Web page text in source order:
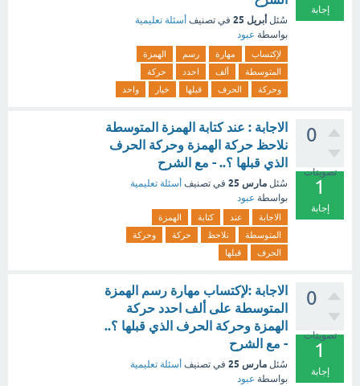
إجابة
سُئل أبريل 25 في تصنيف أسئلة تعليمية
بواسطة عبود
لإكتساب مهارة رسم
الهمزة
المتوسطة
ألف احدد
حركة
وحركة
الحرف قبلها خيار واحد
0
تصويتات
1
إجابة
الاجابة : عند كتابة الهمزة المتوسطة
نلاحظ حركة الهمزة وحركة الحرف
الذي قبلها ؟.. - مع الشرح
سُئل مارس 25 في تصنيف أسئلة تعليمية
بواسطة عبود
الاجابة عند كتابة
الهمزة
المتوسطة
نلاحظ حركة
وحركة
الحرف
قبلها
0
تصويتات
1
إجابة
الاجابة :لإكتساب مهارة رسم الهمزة
المتوسطة على ألف احدد حركة
الهمزة وحركة الحرف الذي قبلها ؟..
- مع الشرح
سُئل مارس 25 في تصنيف أسئلة تعليمية
بواسطة عبود